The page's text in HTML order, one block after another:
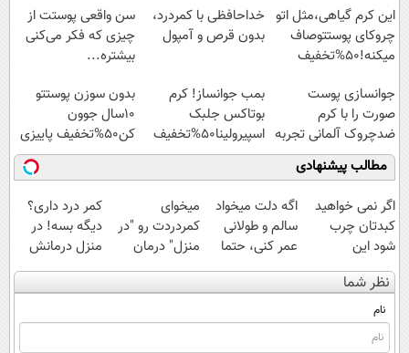
این کرم گیاهی،مثل اتو
چروکای پوستتوصاف
میکنه!50%تخفیف
خداحافظی با کمردرد،
بدون قرص و آمپول
سن واقعی پوستت از
چیزی که فکر می‌کنی
بیشتره...
جوانسازی پوست
صورت را با کرم
ضدچروک آلمانی تجربه
کنید!
بمب جوانساز! کرم
بوتاکس جلبک
اسپیرولینا50%تخفیف
بدون سوزن پوستتو
10سال جوون
کن50%تخفیف پاییزی
مطالب پیشنهادی
اگر نمی خواهید
کبدتان چرب
شود این
نوشیدنی خوش
طعم را بنوشید
اگه دلت میخواد
سالم و طولانی
عمر کنی، حتما
این دمنوش رو
بخر!
میخوای
کمردردت رو "در
منزل" درمان
کنی؟ (◂فیلم +
◂پرسش‌نامه)
کمر درد داری؟
دیگه بسه! در
منزل درمانش
کن
(◀پرسش‌نامه)
نظر شما
نام